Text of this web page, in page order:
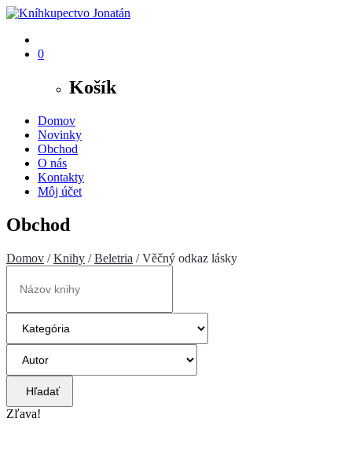
0
Košík
Domov
Novinky
Obchod
O nás
Kontakty
Môj účet
Obchod
Domov /Knihy /Beletria / Věčný odkaz lásky
Hľadať
Zľava!